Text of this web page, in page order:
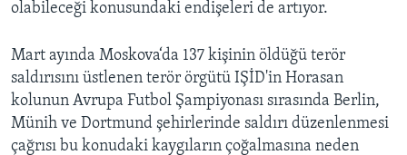
olabileceği konusundaki endişeleri de artıyor.
Mart ayında Moskova‘da 137 kişinin öldüğü terör
saldırısını üstlenen terör örgütü IŞİD'in Horasan
kolunun Avrupa Futbol Şampiyonası sırasında Berlin,
Münih ve Dortmund şehirlerinde saldırı düzenlenmesi
çağrısı bu konudaki kaygıların çoğalmasına neden